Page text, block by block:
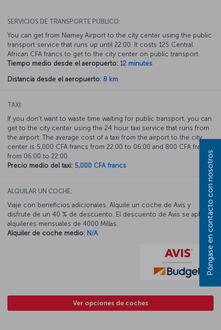
SERVICIOS DE TRANSPORTE PÚBLICO:
You can get from Niamey Airport to the city center using the public
transport service that runs up until 22:00. It costs 125 Central
African CFA francs to get to the city center on public transport.
Tiempo medio desde el aeropuerto: 12 minutes
Distancia desde el aeropuerto: 8 km
TAXI:
If you don’t want to waste time waiting for public transport, you can
get to the city center using the 24 hour taxi service that runs from
the airport. The average cost of a taxi from the airport to the city
center is 5,000 CFA francs from 22:00 to 06:00 and 800 CFA francs
from 06:00 to 22:00.
Precio medio del taxi: 5,000 CFA francs
ALQUILAR UN COCHE:
Viaje con beneficios adicionales. Alquile un coche de Avis y
disfrute de un 40 % de descuento. El descuento de Avis se aplica a
alquileres mensuales de 4000 Millas.
Alquiler de coche medio: N/A
Ver opciones de coches
Póngase en contacto con nosotros